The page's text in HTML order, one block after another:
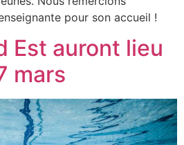
pour son accueil !
Est auront lieu
mars